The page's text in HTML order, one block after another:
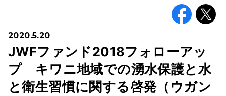
2020.5.20
JWFファンド2018フォローアッ
プ キワニ地域での湧水保護と水
と衛生習慣に関する啓発（ウガン